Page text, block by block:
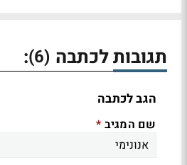
תגובות לכתבה (6)
:
הגב לכתבה
שם המגיב *